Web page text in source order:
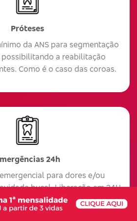
Próteses
da ANS para segmentação
a reabilitação
Como é o caso das coroas.
24h
para dores e/ou
bucal. Liberação em 24H
primeiro pagamento.